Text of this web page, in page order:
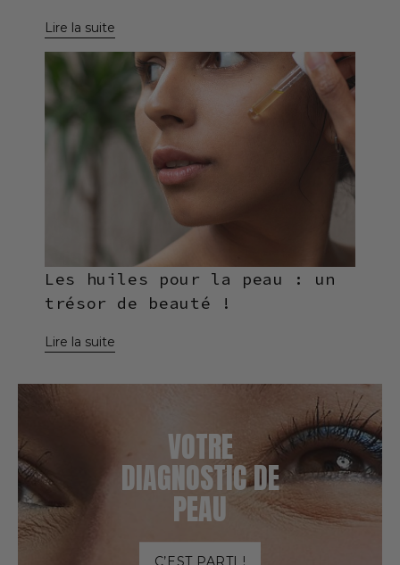
Les huiles pour la peau : un
trésor de beauté !
VOTRE
DIAGNOSTIC DE
PEAU
C’EST PARTI !